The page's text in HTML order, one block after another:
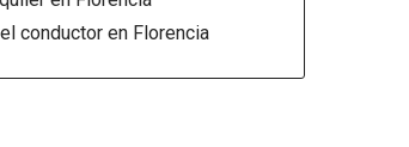
conductor en Florencia